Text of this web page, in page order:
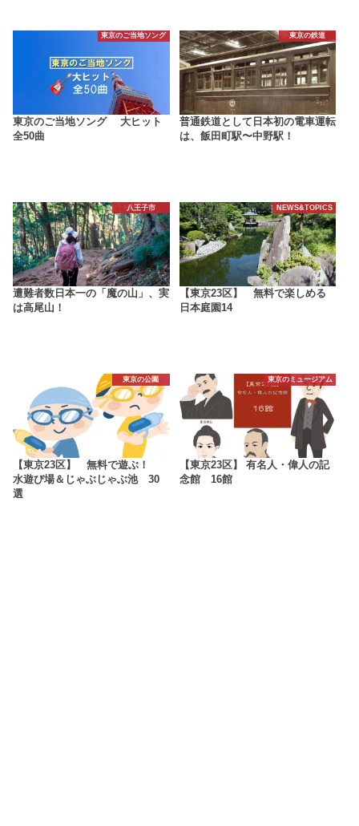
東京のご当地ソング
東京のご当地ソング 大ヒット
全50曲
東京の鉄道
普通鉄道として日本初の電車運転
は、飯田町駅〜中野駅！
八王子市
遭難者数日本一の「魔の山」、実
は高尾山！
NEWS&TOPICS
【東京23区】 無料で楽しめる
日本庭園14
東京の公園
【東京23区】 無料で遊ぶ！
水遊び場＆じゃぶじゃぶ池 30
選
東京のミュージアム
【東京23区】 有名人・偉人の記
念館 16館